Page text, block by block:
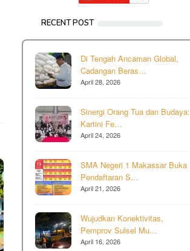
RECENT POST
Di Tengah Ancaman Global,
Cadangan Beras…
April 28, 2026
Sinergi Orang Tua dan Budaya:
Kartini Fe…
April 24, 2026
SMA Negeri 1 Makassar Buka
Pendaftaran S…
April 21, 2026
Wujudkan Konektivitas,
Pemprov Sulsel Mu…
April 16, 2026